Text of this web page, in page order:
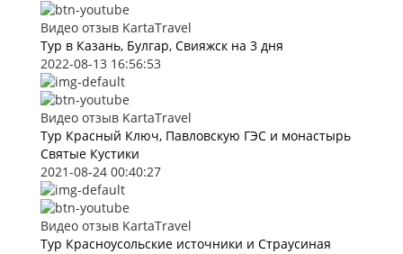
Видео отзыв KartaTravel
Тур в Казань, Булгар, Свияжск на 3 дня
2022-08-13 16:56:53
Видео отзыв KartaTravel
Тур Красный Ключ, Павловскую ГЭС и монастырь
Святые Кустики
2021-08-24 00:40:27
Видео отзыв KartaTravel
Тур Красноусольские источники и Страусиная